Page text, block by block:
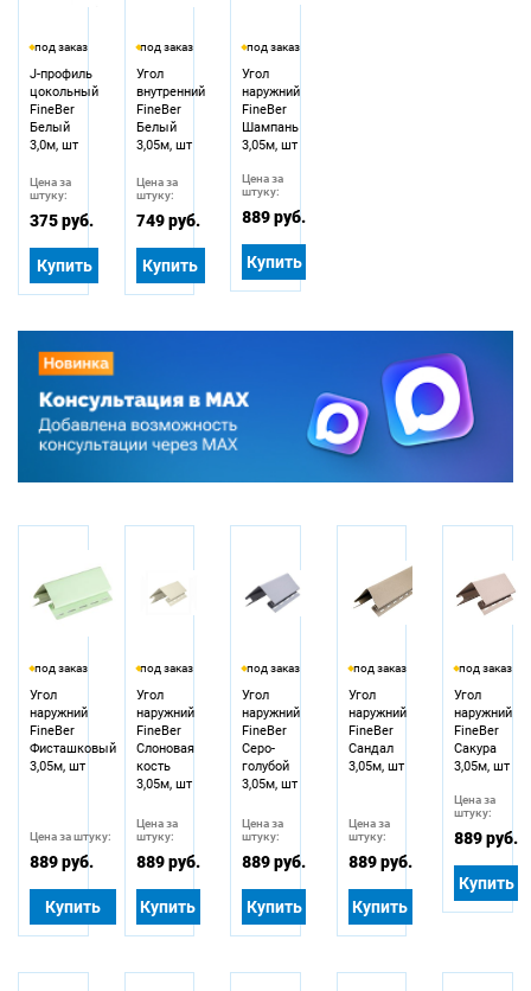
под заказ
J-профиль
цокольный
FineBer
Белый
3,0м, шт
Цена за
штуку:
375 руб.
Купить
под заказ
Угол
внутренний
FineBer
Белый
3,05м, шт
Цена за
штуку:
749 руб.
Купить
под заказ
Угол
наружний
FineBer
Шампань
3,05м, шт
Цена за
штуку:
889 руб.
Купить
под заказ
Угол
наружний
FineBer
Фисташковый
3,05м, шт
Цена за штуку:
889 руб.
Купить
под заказ
Угол
наружний
FineBer
Слоновая
кость
3,05м, шт
Цена за
штуку:
889 руб.
Купить
под заказ
Угол
наружний
FineBer
Серо-
голубой
3,05м, шт
Цена за
штуку:
889 руб.
Купить
под заказ
Угол
наружний
FineBer
Сандал
3,05м, шт
Цена за
штуку:
889 руб.
Купить
под заказ
Угол
наружний
FineBer
Сакура
3,05м, шт
Цена за
штуку:
889 руб.
Купить